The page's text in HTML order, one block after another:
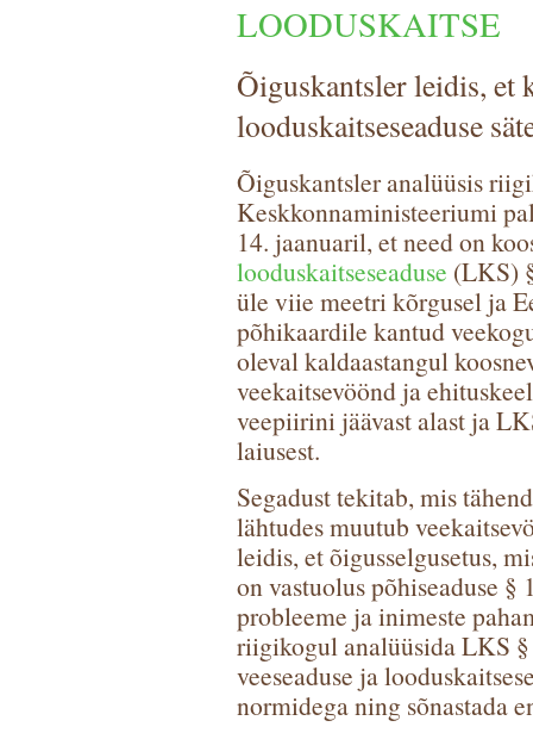
LOODUSKAITSE
Õiguskantsler leidis, et
looduskaitseseaduse
Õiguskantsler analüüsis
Keskkonnaministeeriumi
14. jaanuaril, et need on
looduskaitseseaduse (LKS)
üle viie meetri kõrgusel ja
põhikaardile kantud
oleval kaldaastangul
veekaitsevöönd ja
veepiirini jäävast alast ja
laiusest.
Segadust tekitab, mis
lähtudes muutub
leidis, et õigusselgusetus,
on vastuolus põhiseaduse
probleeme ja inimeste
riigikogul analüüsida LKS §
veeseaduse ja
normidega ning sõnastada